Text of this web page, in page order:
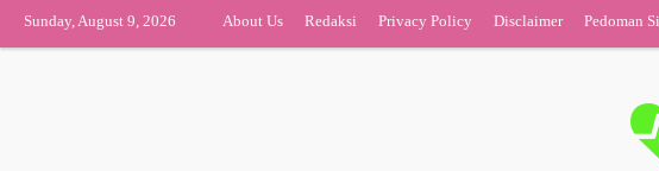
Sunday, August 9, 2026 About Us Redaksi Privacy Policy Disclaimer Pedoman